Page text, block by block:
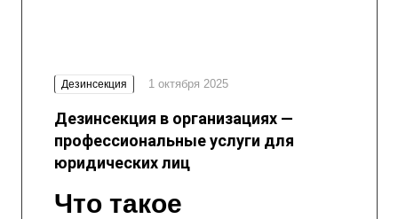
Дезинсекция 1 октября 2025
Дезинсекция в организациях —
профессиональные услуги для
юридических лиц
Что такое